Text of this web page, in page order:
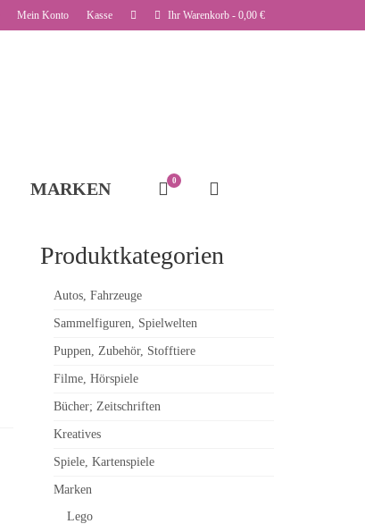
Mein Konto Kasse Ihr Warenkorb - 0,00 €
MARKEN 0
Produktkategorien
Autos, Fahrzeuge
Sammelfiguren, Spielwelten
Puppen, Zubehör, Stofftiere
Filme, Hörspiele
Bücher; Zeitschriften
Kreatives
Spiele, Kartenspiele
Marken
Lego